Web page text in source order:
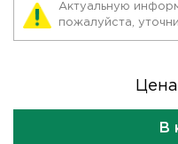
Актуальную
пожалуйста,
В